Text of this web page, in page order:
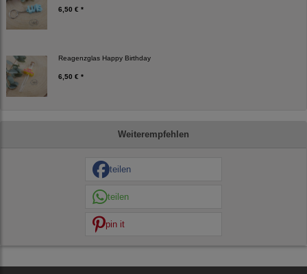
6,50 € *
Reagenzglas Happy Birthday
6,50 € *
Weiterempfehlen
teilen
teilen
pin it